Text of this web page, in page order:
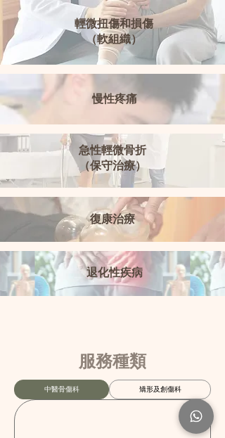
輕微扭傷和損傷
（軟組織）
慢性疼痛
急性輕微骨折
（保守治療）
復康治療
退化性疾病
服務種類
中醫骨傷科 矯形及創傷科